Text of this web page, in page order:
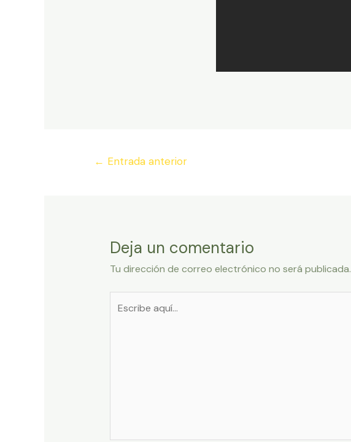
Navegación
← Entrada anterior
Deja un comentario
Tu dirección de correo electrónico no será publicada.
aquí...